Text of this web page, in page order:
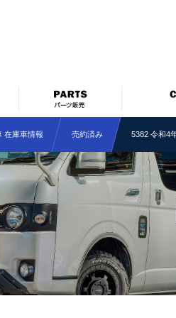
在庫車情報 売約済み 5382 令和4